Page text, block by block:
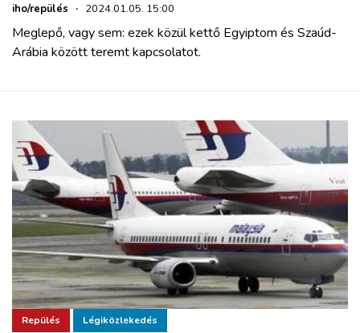
iho/repülés · 2024.01.05. 15:00
Meglepő, vagy sem: ezek közül kettő Egyiptom és Szaúd-
Arábia között teremt kapcsolatot.
Repülés Légiközlekedés